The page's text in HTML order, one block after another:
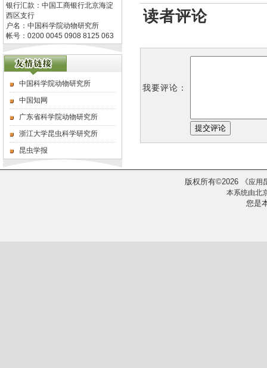
银行汇款：中国工商银行北京海淀
西区支行
户名：中国科学院动物研究所
帐号：0200 0045 0908 8125 063
中国科学院动物研究所
中国知网
广东省科学院动物研究所
浙江大学昆虫科学研究所
昆虫学报
读者评论
我要评论：
版权所有©2026 《应用
本系统由北
您是